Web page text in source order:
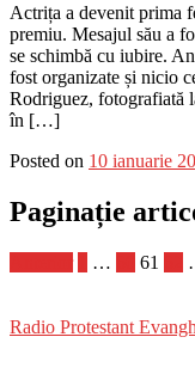
Actrița a devenit prima
premiu. Mesajul său a
se schimbă cu iubire.
fost organizate și nicio
Rodriguez, fotografiată
în […]
Posted on 10 ianuarie
Paginație
… 61
Radio Protestant